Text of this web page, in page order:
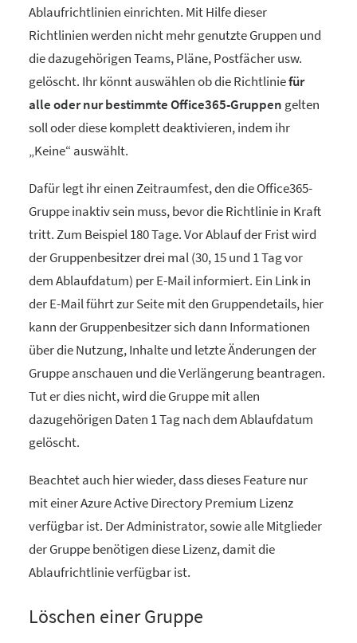
Ablaufrichtlinien einrichten. Mit Hilfe dieser
Richtlinien werden nicht mehr genutzte Gruppen und
die dazugehörigen Teams, Pläne, Postfächer usw.
gelöscht. Ihr könnt auswählen ob die Richtliniefür
alle oder nur bestimmte Office365-Gruppen gelten
soll oder diese komplett deaktivieren, indem ihr
„Keine“ auswählt.
Dafür legt ihr einen Zeitraumfest, den die Office365-
Gruppe inaktiv sein muss, bevor die Richtlinie in Kraft
tritt. Zum Beispiel 180 Tage. Vor Ablauf der Frist wird
der Gruppenbesitzer drei mal (30, 15 und 1 Tag vor
dem Ablaufdatum) per E-Mail informiert. Ein Link in
der E-Mail führt zur Seite mit den Gruppendetails, hier
kann der Gruppenbesitzer sich dann Informationen
über die Nutzung, Inhalte und letzte Änderungen der
Gruppe anschauen und die Verlängerung beantragen.
Tut er dies nicht, wird die Gruppe mit allen
dazugehörigen Daten 1 Tag nach dem Ablaufdatum
gelöscht.
Beachtet auch hier wieder, dass dieses Feature nur
mit einer Azure Active Directory Premium Lizenz
verfügbar ist. Der Administrator, sowie alle Mitglieder
der Gruppe benötigen diese Lizenz, damit die
Ablaufrichtlinie verfügbar ist.
Löschen einer Gruppe